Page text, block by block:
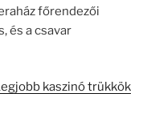
főrendezői
és a csavar
kaszinó trükkök